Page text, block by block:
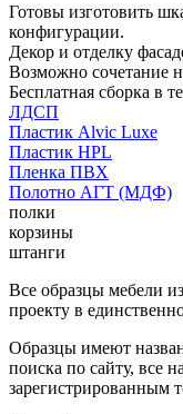
Готовы изготовить
конфигурации.
Декор и отделку
Возможно сочетание
Бесплатная сборка в
ЛДСП
Пластик Alvic Luxe
Пластик HPL
Пленка ПВХ
Полотно АГТ (МДФ)
полки
корзины
штанги
Все образцы мебели
проекту в
Образцы имеют
поиска по сайту, все
зарегистрированным